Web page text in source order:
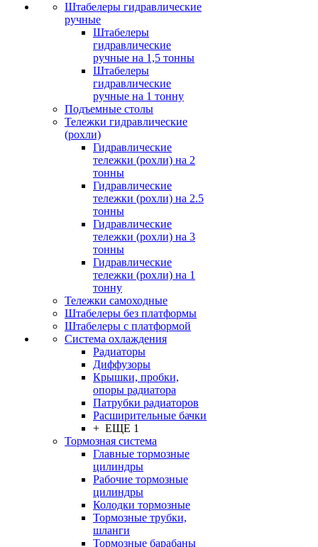
Штабелеры гидравлические
ручные
Штабелеры
гидравлические
ручные на 1,5 тонны
Штабелеры
гидравлические
ручные на 1 тонну
Подъемные столы
Тележки гидравлические
(рохли)
Гидравлические
тележки (рохли) на 2
тонны
Гидравлические
тележки (рохли) на 2.5
тонны
Гидравлические
тележки (рохли) на 3
тонны
Гидравлические
тележки (рохли) на 1
тонну
Тележки самоходные
Штабелеры без платформы
Штабелеры с платформой
Система охлаждения
Радиаторы
Диффузоры
Крышки, пробки,
опоры радиатора
Патрубки радиаторов
Расширительные бачки
+ ЕЩЕ 1
Тормозная система
Главные тормозные
цилиндры
Рабочие тормозные
цилиндры
Колодки тормозные
Тормозные трубки,
шланги
Тормозные барабаны